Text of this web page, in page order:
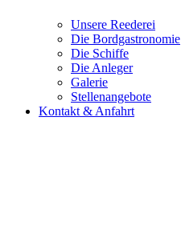
Unsere Reederei
Die Bordgastronomie
Die Schiffe
Die Anleger
Galerie
Stellenangebote
Kontakt & Anfahrt